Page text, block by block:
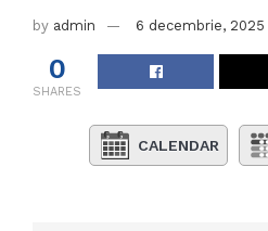
by admin 6 decembrie, 2025
0
SHARES
CALENDAR